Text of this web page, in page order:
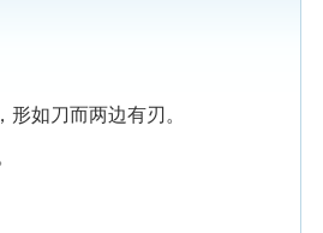
形如刀而两边有刃。